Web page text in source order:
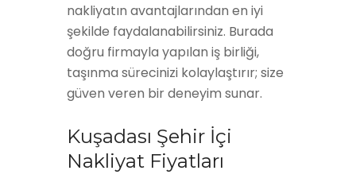
nakliyatın avantajlarından en iyi
şekilde faydalanabilirsiniz. Burada
doğru firmayla yapılan iş birliği,
taşınma sürecinizi kolaylaştırır; size
güven veren bir deneyim sunar.
Kuşadası Şehir İçi
Nakliyat Fiyatları